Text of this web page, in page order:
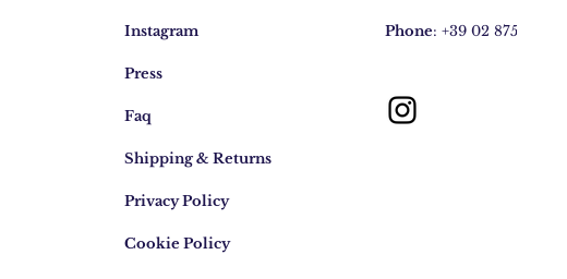
Instagram
Press
Faq
Shipping & Returns
Privacy Policy
Cookie Policy
Phone: +39 02 875745